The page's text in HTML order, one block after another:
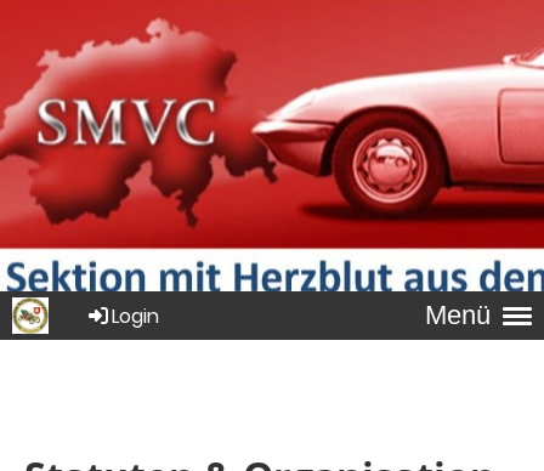
Menü
Login